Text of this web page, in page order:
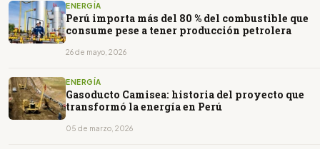
ENERGÍA
Perú importa más del 80 % del combustible que
consume pese a tener producción petrolera
26 de mayo, 2026
ENERGÍA
Gasoducto Camisea: historia del proyecto que
transformó la energía en Perú
05 de marzo, 2026